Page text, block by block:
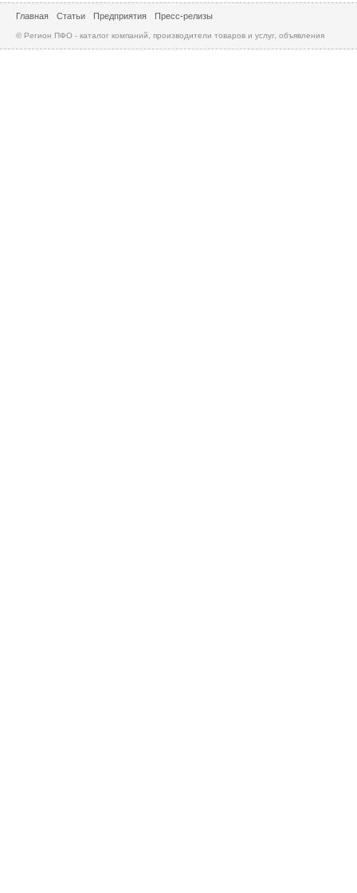
Главная Статьи Предприятия Пресс-релизы
© Регион ПФО - каталог компаний, производители товаров и услуг, объявления